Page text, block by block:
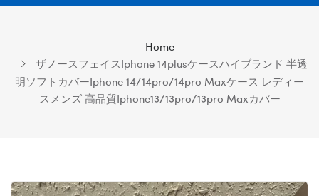
Home
ザノースフェイスiphone 14plusケースハイブランド 半透
明ソフトカバーiphone 14/14pro/14pro Maxケース レディー
スメンズ 高品質iphone13/13pro/13pro Maxカバー